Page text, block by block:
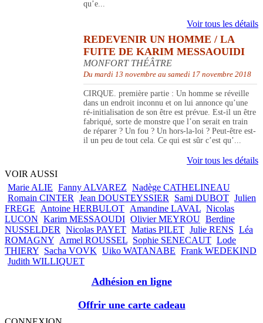
qu’e...
Voir tous les détails
REDEVENIR UN HOMME / LA
FUITE DE KARIM MESSAOUIDI
MONFORT THÉÂTRE
Du mardi 13 novembre au samedi 17 novembre 2018
CIRQUE. première partie : Un homme se réveille
dans un endroit inconnu et on lui annonce qu’une
ré-initialisation de son être est prévue. Est-il un être
fabriqué, sorte de monstre que l’on serait en train
de réparer ? Un fou ? Un hors-la-loi ? Peut-être est-
il un peu de tout cela. Ce qui est sûr c’est qu’...
Voir tous les détails
VOIR AUSSI
Marie ALIE Fanny ALVAREZ Nadège CATHELINEAU
Romain CINTER
Jean DOUSTEYSSIER Sami DUBOT Julien
FREGE
Antoine HERBULOT Amandine LAVAL Nicolas
LUCON Karim MESSAOUDI Olivier MEYROU Berdine
NUSSELDER
Nicolas PAYET Matias PILET Julie RENS Léa
ROMAGNY Armel ROUSSEL Sophie SENECAUT Lode
THIERY Sacha VOVK Uiko WATANABE Frank WEDEKIND
Judith WILLIQUET
Adhésion en ligne
Offrir une carte cadeau